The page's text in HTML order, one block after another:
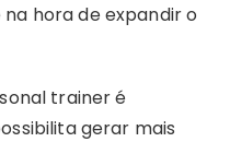
hora de expandir o
trainer é
gerar mais